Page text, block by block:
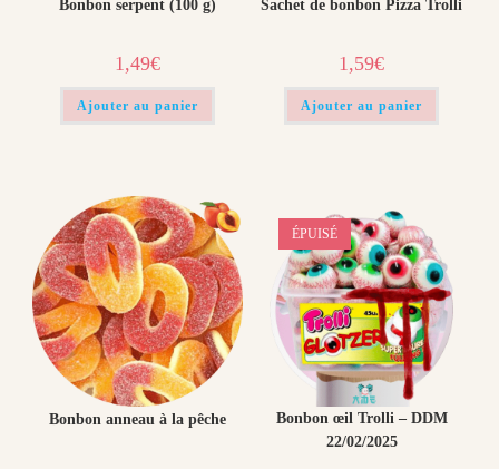
Bonbon serpent (100 g)
1,49€
Ajouter au panier
Sachet de bonbon Pizza Trolli
1,59€
Ajouter au panier
Bonbon anneau à la pêche
ÉPUISÉ
Bonbon œil Trolli – DDM
22/02/2025